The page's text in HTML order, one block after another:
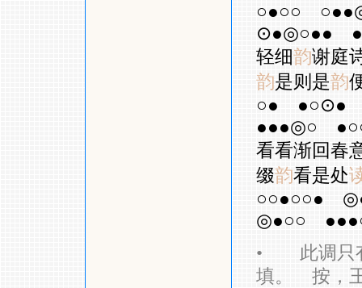
○●○○
⊙●◎○●●
轻细韵谢庭
韵是则是韵
○●
●○⊙●
●●●◎○
看看渐回春
缀韵看是处
○○●○○●
◎●○○
• 此调只有
填。 按，